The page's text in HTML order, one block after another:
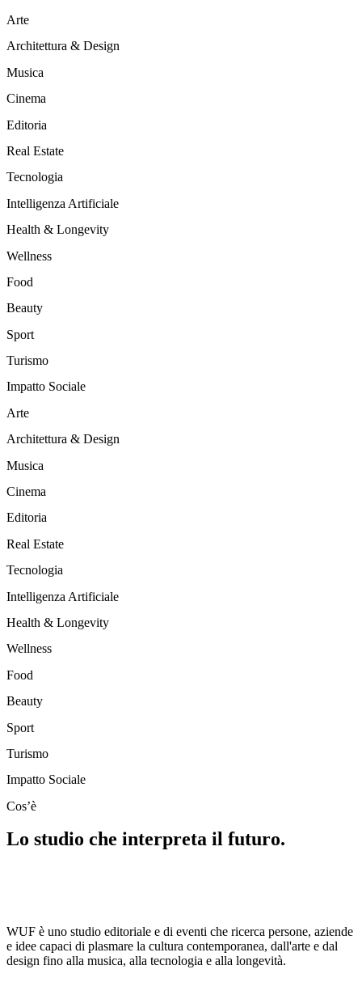
Arte
Architettura & Design
Musica
Cinema
Editoria
Real Estate
Tecnologia
Intelligenza Artificiale
Health & Longevity
Wellness
Food
Beauty
Sport
Turismo
Impatto Sociale
Arte
Architettura & Design
Musica
Cinema
Editoria
Real Estate
Tecnologia
Intelligenza Artificiale
Health & Longevity
Wellness
Food
Beauty
Sport
Turismo
Impatto Sociale
Cos’è
Lo studio che interpreta il futuro.
WUF è uno studio editoriale e di eventi che ricerca persone, aziende
e idee capaci di plasmare la cultura contemporanea, dall'arte e dal
design fino alla musica, alla tecnologia e alla longevità.